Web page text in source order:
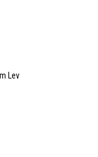
Lev